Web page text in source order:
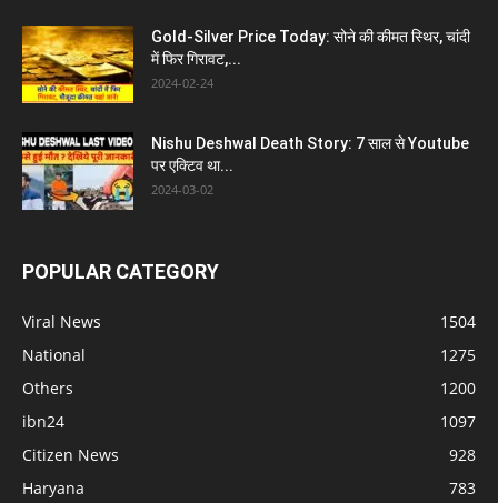
Gold-Silver Price Today: सोने की कीमत स्थिर, चांदी
में फिर गिरावट,...
2024-02-24
Nishu Deshwal Death Story: 7 साल से Youtube
पर एक्टिव था...
2024-03-02
POPULAR CATEGORY
Viral News
1504
National
1275
Others
1200
ibn24
1097
Citizen News
928
Haryana
783